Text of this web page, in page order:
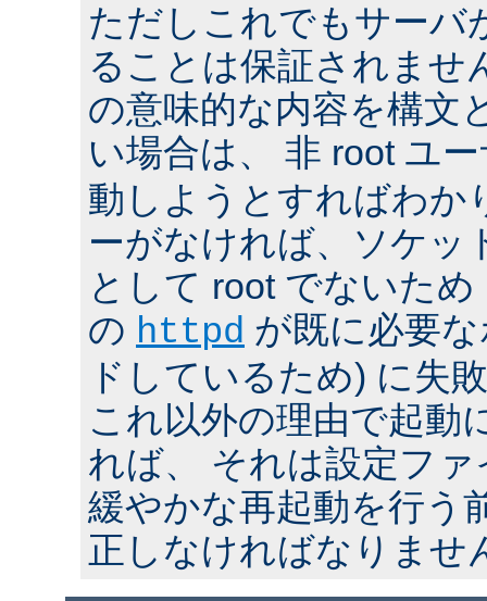
ただしこれでもサーバ
ることは保証されませ
の意味的な内容を構文
い場合は、 非 root ユ
動しようとすればわか
ーがなければ、ソケッ
として root でないた
の httpd が既に必要
ドしているため) に失
これ以外の理由で起動
れば、 それは設定フ
緩やかな再起動を行う
正しなければなりませ